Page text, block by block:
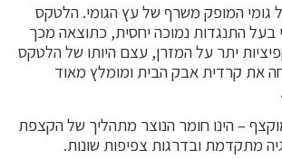
גומי המופק משרף של עץ הגומי. הלטקס
התנגדות נמוכה יחסית, כתוצאה מכך
יתר על המזרן, עצם היותו של הלטקס
את קרדית אבק הבית ומומלץ מאוד
– הינו חומר הנוצר מתהליך של הקצפת
מתקדמת ובדרגות צפיפות שונות.